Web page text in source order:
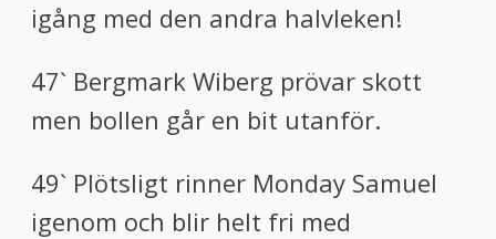
igång med den andra halvleken!
47` Bergmark Wiberg prövar skott
men bollen går en bit utanför.
49` Plötsligt rinner Monday Samuel
igenom och blir helt fri med